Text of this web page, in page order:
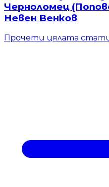
Черноломец
Невен Венков
Прочети цялата